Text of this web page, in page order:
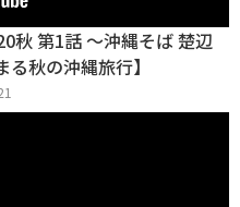
秋 第1話 〜沖縄そば 楚辺
る秋の沖縄旅行】